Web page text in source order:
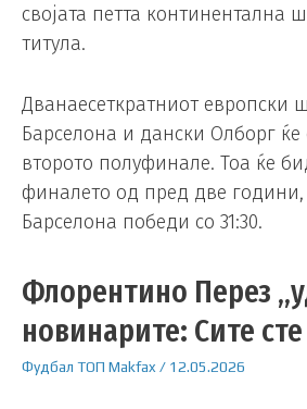
својата петта континентална
титула.
Дванаесеткратниот европски
Барселона и дански Олборг ќе
второто полуфинале. Тоа ќе
финалето од пред две години,
Барселона победи со 31:30.
Флорентино Перез
новинарите: Сите
Фудбал ТОП Makfax/ 12.05.2026